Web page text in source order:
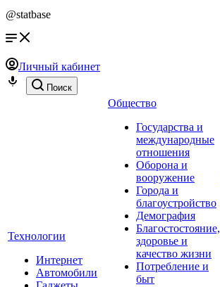
@statbase
Личный кабинет
Поиск
Технологии
Интернет
Автомобили
Общество
Государства и
международные
отношения
Оборона и
вооружение
Города и
благоустройство
Демография
Благостостояние,
здоровье и
качество жизни
Потребление и
быт